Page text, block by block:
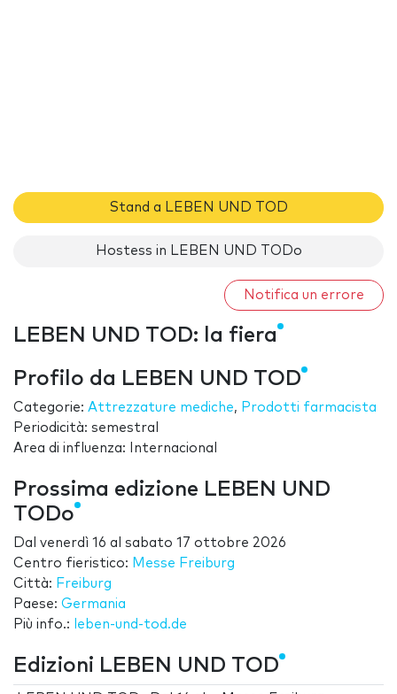
Stand a LEBEN UND TOD
Hostess in LEBEN UND TODo
Notifica un errore
LEBEN UND TOD: la fiera
Profilo da LEBEN UND TOD
Categorie: Attrezzature mediche, Prodotti farmacista
Periodicità: semestral
Area di influenza: Internacional
Prossima edizione LEBEN UND
TODo
Dal venerdì 16 al sabato 17 ottobre 2026
Centro fieristico: Messe Freiburg
Città: Freiburg
Paese: Germania
Più info.:
leben-und-tod.de
Edizioni LEBEN UND TOD